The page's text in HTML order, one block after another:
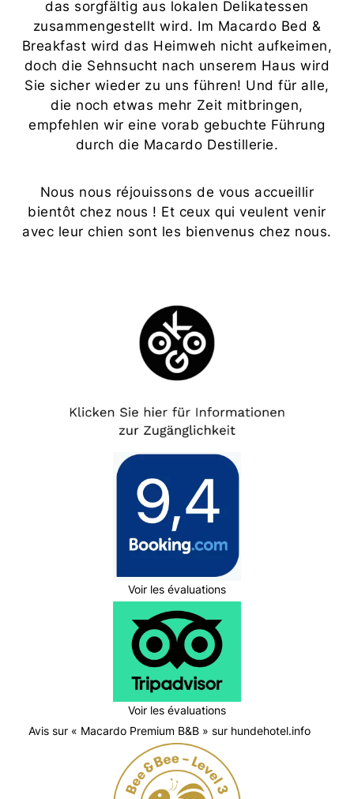
das sorgfältig aus lokalen Delikatessen
zusammengestellt wird. Im Macardo Bed &
Breakfast wird das Heimweh nicht aufkeimen,
doch die Sehnsucht nach unserem Haus wird
Sie sicher wieder zu uns führen! Und für alle,
die noch etwas mehr Zeit mitbringen,
empfehlen wir eine vorab gebuchte Führung
durch die Macardo Destillerie.
Nous nous réjouissons de vous accueillir
bientôt chez nous ! Et ceux qui veulent venir
avec leur chien sont les bienvenus chez nous.
Voir les évaluations
Voir les évaluations
Avis sur « Macardo Premium B&B » sur hundehotel.info